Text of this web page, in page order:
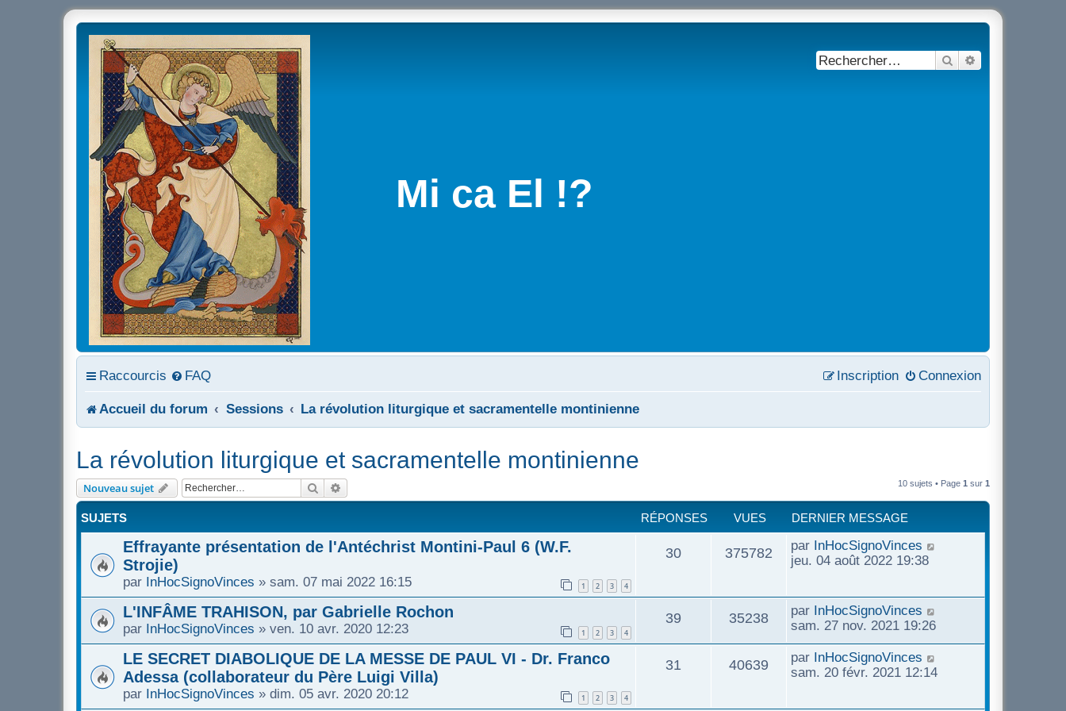
Mi ca El !?
Rechercher
Raccourcis FAQ Connexion
Inscription
Accueil du forum Sessions La révolution liturgique et sacramentelle montinienne
La révolution liturgique et sacramentelle montinienne
Nouveau sujet Rechercher 10 sujets • Page 1 sur 1
SUJETS RÉPONSES VUES DERNIER MESSAGE
Effrayante présentation de l'Antéchrist Montini-Paul 6 (W.F.
Strojie)
par InHocSignoVinces » sam. 07 mai 2022 16:15 1 2 3 4
30R
o
s
375782
s
D
e
i
e
r
e
s
par InHocSignoVinces
jeu. 04 août 2022 19:38
L'INFÂME TRAHISON, par Gabrielle Rochon
par InHocSignoVinces » ven. 10 avr. 2020 12:23 1 2 3 4
39
é
35238V
u
D
e
n
i
par InHocSignoVinces
sam. 27 nov. 2021 19:26
LE SECRET DIABOLIQUE DE LA MESSE DE PAUL VI - Dr. Franco
Adessa (collaborateur du Père Luigi Villa)
par InHocSignoVinces » dim. 05 avr. 2020 20:12 1 2 3 4
31 40639
D
e
par InHocSignoVinces
sam. 20 févr. 2021 12:14